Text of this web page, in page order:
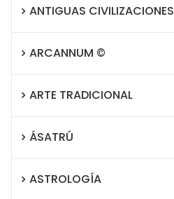
ANTIGUAS CIVILIZACIONES
ARCANNUM ©
ARTE TRADICIONAL
ÁSATRÚ
ASTROLOGÍA